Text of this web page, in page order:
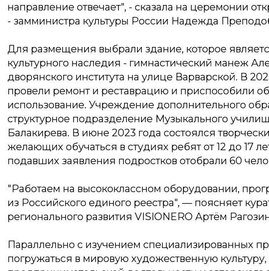
направление отвечает", - сказала на церемонии
- замминистра культуры России Надежда
Для размещения выбрали здание, которое
культурного наследия - гимнастический манеж
дворянского института на улице Варварской. В
провели ремонт и реставрацию и приспособили
использование. Учреждение дополнительного
структурное подразделение Музыкального
Балакирева. В июне 2023 года состоялся
желающих обучаться в студиях ребят от 12 до 17
подавших заявления подростков отобрали 60
"Работаем на высококлассном оборудовании,
из Российского единого реестра", — поясняет
регионального развития VISIONERO Артём
Параллельно с изучением специализированных
погружаться в мировую художественную